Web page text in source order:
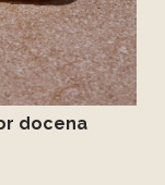
docena